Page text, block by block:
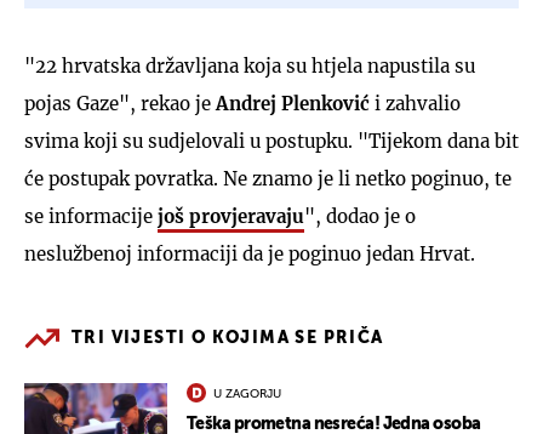
"22 hrvatska državljana koja su htjela napustila su
pojas Gaze", rekao jeAndrej Plenković i zahvalio
svima koji su sudjelovali u postupku. "Tijekom dana bit
će postupak povratka. Ne znamo je li netko poginuo, te
se informacije još provjeravaju", dodao je o
neslužbenoj informaciji da je poginuo jedan Hrvat.
TRI VIJESTI O KOJIMA SE PRIČA
U ZAGORJU
Teška prometna nesreća! Jedna osoba